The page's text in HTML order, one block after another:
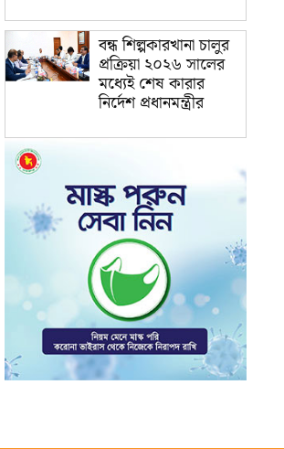
বন্ধ শিল্পকারখানা চালুর
প্রক্রিয়া ২০২৬ সালের
মধ্যেই শেষ কারার
নির্দেশ প্রধানমন্ত্রীর